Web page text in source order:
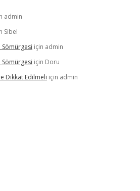
admin
Sibel
için admin
için Doru
Dikkat Edilmeli için admin